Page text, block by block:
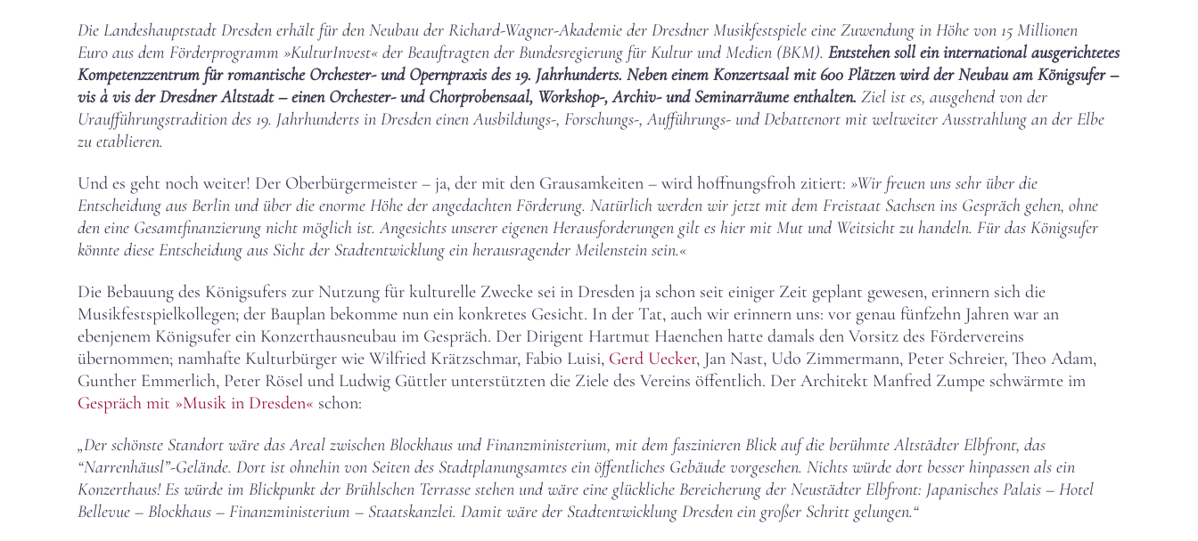
Die Landeshauptstadt Dresden erhält für den Neubau der Richard-Wagner-Akademie der Dresdner Musikfestspiele eine Zuwendung in Höhe von 15 Millionen
Euro aus dem Förderprogramm »KulturInvest« der Beauftragten der Bundesregierung für Kultur und Medien (BKM). Entstehen soll ein international ausgerichtetes
Kompetenzzentrum für romantische Orchester- und Opernpraxis des 19. Jahrhunderts. Neben einem Konzertsaal mit 600 Plätzen wird der Neubau am Königsufer –
vis à vis der Dresdner Altstadt – einen Orchester- und Chorprobensaal, Workshop-, Archiv- und Seminarräume enthalten. Ziel ist es, ausgehend von der
Uraufführungstradition des 19. Jahrhunderts in Dresden einen Ausbildungs-, Forschungs-, Aufführungs- und Debattenort mit weltweiter Ausstrahlung an der Elbe
zu etablieren.
Und es geht noch weiter! Der Oberbürgermeister – ja, der mit den Grausamkeiten – wird hoffnungsfroh zitiert: »Wir freuen uns sehr über die
Entscheidung aus Berlin und über die enorme Höhe der angedachten Förderung. Natürlich werden wir jetzt mit dem Freistaat Sachsen ins Gespräch gehen, ohne
den eine Gesamtfinanzierung nicht möglich ist. Angesichts unserer eigenen Herausforderungen gilt es hier mit Mut und Weitsicht zu handeln. Für das Königsufer
könnte diese Entscheidung aus Sicht der Stadtentwicklung ein herausragender Meilenstein sein.«
Die Bebauung des Königsufers zur Nutzung für kulturelle Zwecke sei in Dresden ja schon seit einiger Zeit geplant gewesen, erinnern sich die
Musikfestspielkollegen; der Bauplan bekomme nun ein konkretes Gesicht. In der Tat, auch wir erinnern uns: vor genau fünfzehn Jahren war an
ebenjenem Königsufer ein Konzerthausneubau im Gespräch. Der Dirigent Hartmut Haenchen hatte damals den Vorsitz des Fördervereins
übernommen; namhafte Kulturbürger wie Wilfried Krätzschmar, Fabio Luisi, Gerd Uecker, Jan Nast, Udo Zimmermann, Peter Schreier, Theo Adam,
Gunther Emmerlich, Peter Rösel und Ludwig Güttler unterstützten die Ziele des Vereins öffentlich. Der Architekt Manfred Zumpe schwärmte im
Gespräch mit »Musik in Dresden« schon:
„Der schönste Standort wäre das Areal zwischen Blockhaus und Finanzministerium, mit dem faszinieren Blick auf die berühmte Altstädter Elbfront, das
“Narrenhäusl”-Gelände. Dort ist ohnehin von Seiten des Stadtplanungsamtes ein öffentliches Gebäude vorgesehen. Nichts würde dort besser hinpassen als ein
Konzerthaus! Es würde im Blickpunkt der Brühlschen Terrasse stehen und wäre eine glückliche Bereicherung der Neustädter Elbfront: Japanisches Palais – Hotel
Bellevue – Blockhaus – Finanzministerium – Staatskanzlei. Damit wäre der Stadtentwicklung Dresden ein großer Schritt gelungen.“